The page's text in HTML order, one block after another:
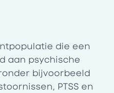
die een
aan psychische
bijvoorbeeld
PTSS en